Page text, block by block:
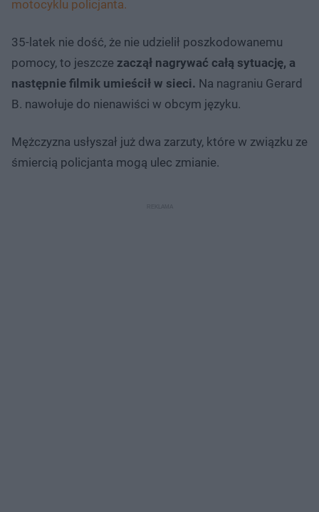
motocyklu policjanta.
35-latek nie dość, że nie udzielił poszkodowanemu
pomocy, to jeszcze zaczął nagrywać całą sytuację, a
następnie filmik umieścił w sieci. Na nagraniu Gerard
B. nawołuje do nienawiści w obcym języku.
Mężczyzna usłyszał już dwa zarzuty, które w związku ze
śmiercią policjanta mogą ulec zmianie.